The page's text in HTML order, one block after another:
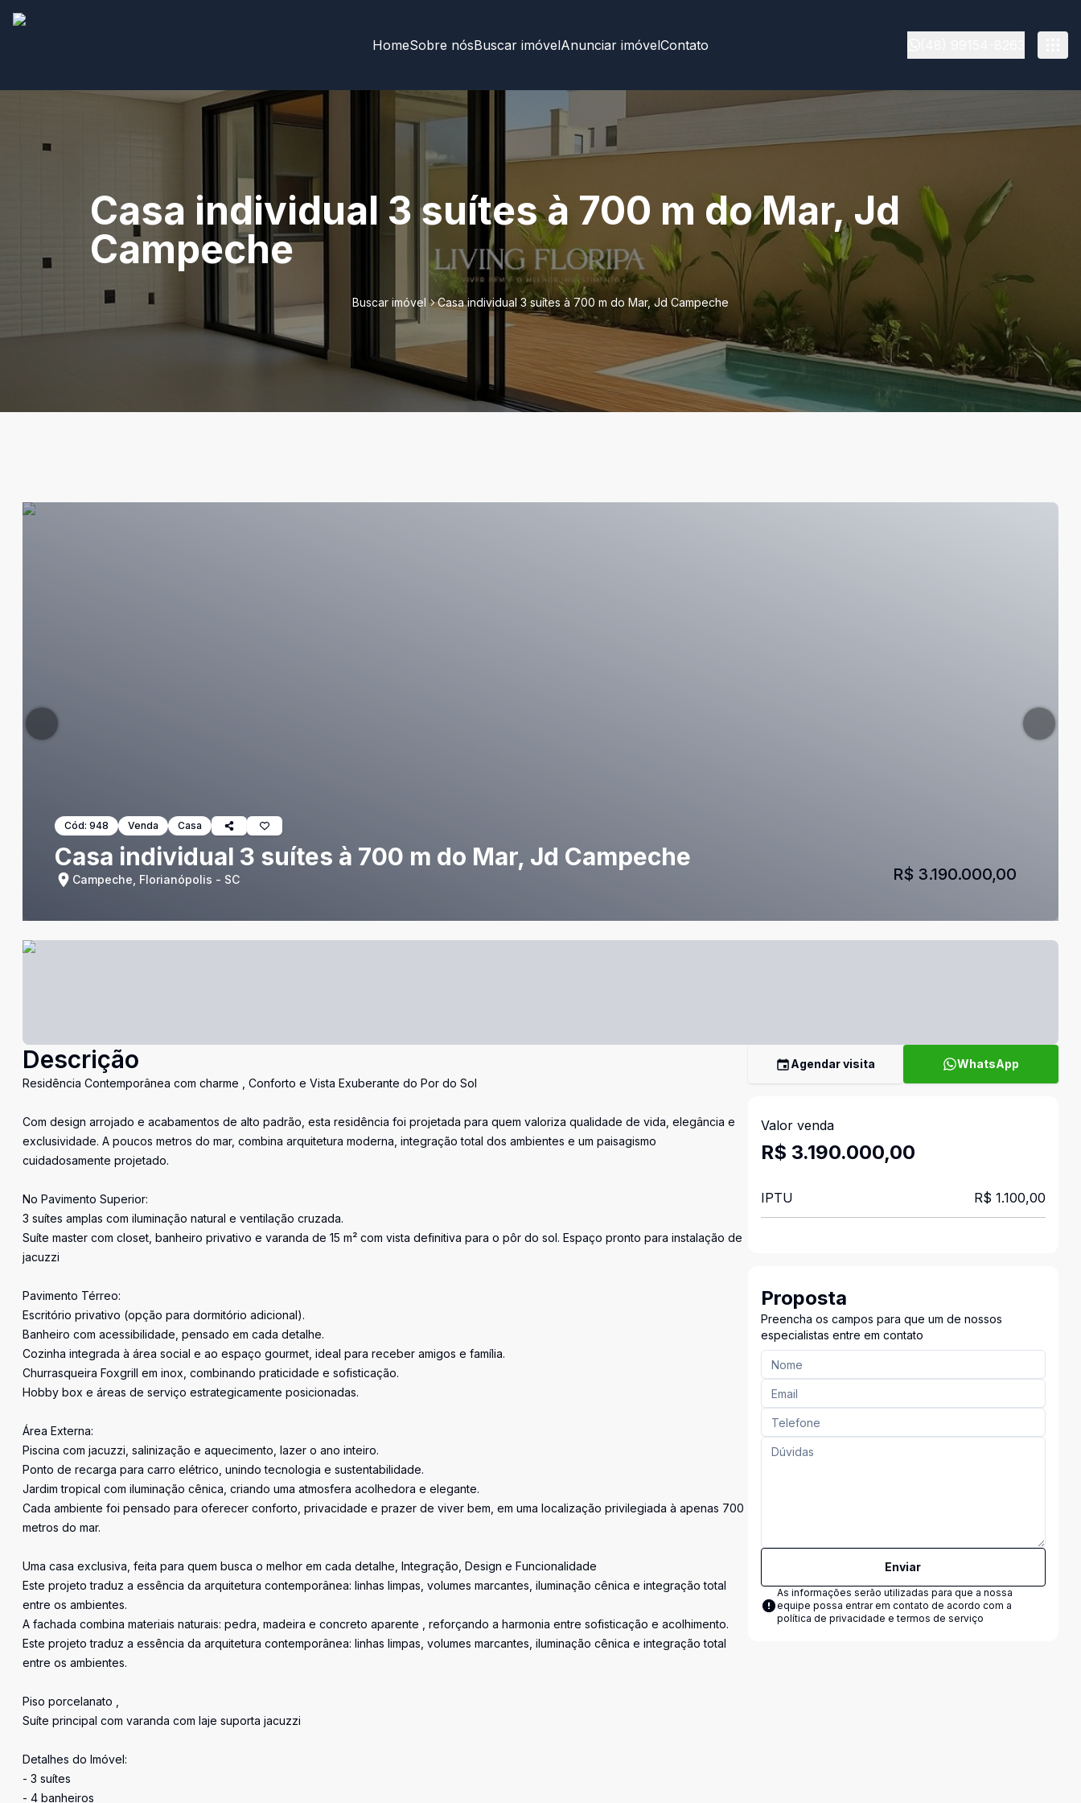
HomeSobre nósBuscar imóvelAnunciar imóvelContato
Casa individual 3 suítes à 700 m do Mar, Jd
Campeche
Buscar imóvel Casa individual 3 suítes à 700 m do Mar, Jd Campeche
Cód: 948 Venda Casa
Casa individual 3 suítes à 700 m do Mar, Jd Campeche
Campeche, Florianópolis - SC R$ 3.190.000,00
Descrição
Residência Contemporânea com charme , Conforto e Vista Exuberante do Por do Sol
Com design arrojado e acabamentos de alto padrão, esta residência foi projetada para quem valoriza qualidade de vida, elegância e
exclusividade. A poucos metros do mar, combina arquitetura moderna, integração total dos ambientes e um paisagismo
cuidadosamente projetado.
No Pavimento Superior:
3 suítes amplas com iluminação natural e ventilação cruzada.
Suíte master com closet, banheiro privativo e varanda de 15 m² com vista definitiva para o pôr do sol. Espaço pronto para instalação de
jacuzzi
Pavimento Térreo:
Escritório privativo (opção para dormitório adicional).
Banheiro com acessibilidade, pensado em cada detalhe.
Cozinha integrada à área social e ao espaço gourmet, ideal para receber amigos e família.
Churrasqueira Foxgrill em inox, combinando praticidade e sofisticação.
Hobby box e áreas de serviço estrategicamente posicionadas.
Área Externa:
Piscina com jacuzzi, salinização e aquecimento, lazer o ano inteiro.
Ponto de recarga para carro elétrico, unindo tecnologia e sustentabilidade.
Jardim tropical com iluminação cênica, criando uma atmosfera acolhedora e elegante.
Cada ambiente foi pensado para oferecer conforto, privacidade e prazer de viver bem, em uma localização privilegiada à apenas 700
metros do mar.
Uma casa exclusiva, feita para quem busca o melhor em cada detalhe, Integração, Design e Funcionalidade
Este projeto traduz a essência da arquitetura contemporânea: linhas limpas, volumes marcantes, iluminação cênica e integração total
entre os ambientes.
A fachada combina materiais naturais: pedra, madeira e concreto aparente , reforçando a harmonia entre sofisticação e acolhimento.
Este projeto traduz a essência da arquitetura contemporânea: linhas limpas, volumes marcantes, iluminação cênica e integração total
entre os ambientes.
Piso porcelanato ,
Suíte principal com varanda com laje suporta jacuzzi
Detalhes do Imóvel:
- 3 suítes
- 4 banheiros
Agendar visita WhatsApp
Valor venda
R$ 3.190.000,00
IPTU R$ 1.100,00
Proposta
Preencha os campos para que um de nossos
especialistas entre em contato
Enviar
As informações serão utilizadas para que a nossa
equipe possa entrar em contato de acordo com a
política de privacidade e termos de serviço